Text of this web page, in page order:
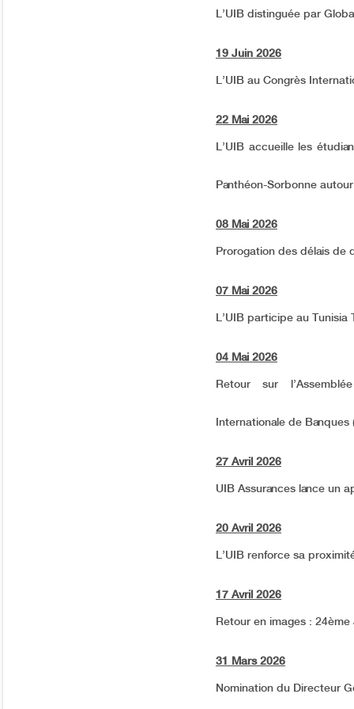
L’UIB distinguée par
19 Juin 2026
L’UIB au Congrès
22 Mai 2026
L’UIB accueille les
Panthéon-Sorbonne
08 Mai 2026
Prorogation des délais de
07 Mai 2026
L’UIB participe au Tunisia
04 Mai 2026
Retour sur
Internationale de Banques
27 Avril 2026
UIB Assurances lance un
20 Avril 2026
L’UIB renforce sa
17 Avril 2026
Retour en images :
31 Mars 2026
Nomination du Directeur